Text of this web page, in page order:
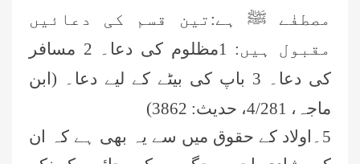
مصطفٰے ﷺ ہے:تین قسم کی دعائیں
مقبول ہیں: 1مظلوم کی دعا۔ 2 مسافر
کی دعا۔ 3 باپ کی بیٹے کے لیے دعا۔ (ابن
ماجہ، 4/281، حدیث: 3862)
5۔اولاد کے حقوق میں سے یہ بھی ہے کہ ان